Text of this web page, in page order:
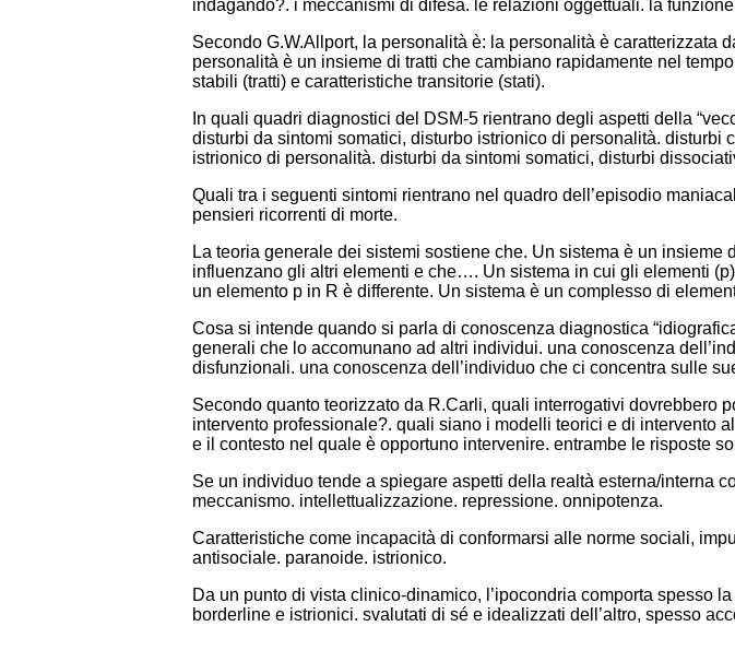
indagando?. i meccanismi di difesa. le relazioni oggettuali. la
Secondo G.W.Allport, la personalità è: la personalità è caratterizzata
personalità è un insieme di tratti che cambiano rapidamente nel
stabili (tratti) e caratteristiche transitorie (stati).
In quali quadri diagnostici del DSM-5 rientrano degli aspetti della
disturbi da sintomi somatici, disturbo istrionico di personalità.
istrionico di personalità. disturbi da sintomi somatici, disturbi
Quali tra i seguenti sintomi rientrano nel quadro dell’episodio
pensieri ricorrenti di morte.
La teoria generale dei sistemi sostiene che. Un sistema è un
influenzano gli altri elementi e che…. Un sistema in cui gli elementi
un elemento p in R è differente. Un sistema è un complesso di
Cosa si intende quando si parla di conoscenza diagnostica
generali che lo accomunano ad altri individui. una conoscenza
disfunzionali. una conoscenza dell’individuo che ci concentra sulle
Secondo quanto teorizzato da R.Carli, quali interrogativi
intervento professionale?. quali siano i modelli teorici e di intervento
e il contesto nel quale è opportuno intervenire. entrambe le risposte
Se un individuo tende a spiegare aspetti della realtà esterna/interna
meccanismo. intellettualizzazione. repressione. onnipotenza.
Caratteristiche come incapacità di conformarsi alle norme sociali,
antisociale. paranoide. istrionico.
Da un punto di vista clinico-dinamico, l’ipocondria comporta spesso
borderline e istrionici. svalutati di sé e idealizzati dell’altro, spesso